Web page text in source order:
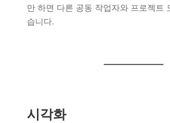
만 하면 다른 공동 작업자와 프로젝트
습니다.
시각화